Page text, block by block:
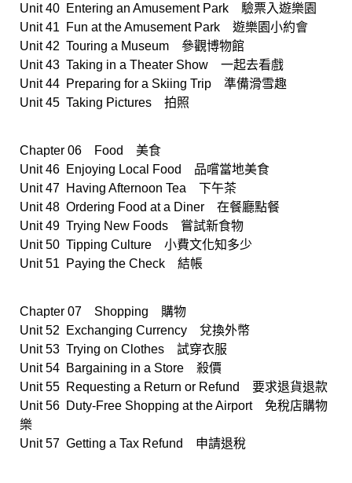
Unit 40 Entering an Amusement Park 驗票入遊樂園
Unit 41 Fun at the Amusement Park 遊樂園小約會
Unit 42 Touring a Museum 參觀博物館
Unit 43 Taking in a Theater Show 一起去看戲
Unit 44 Preparing for a Skiing Trip 準備滑雪趣
Unit 45 Taking Pictures 拍照
Chapter 06 Food 美食
Unit 46 Enjoying Local Food 品嚐當地美食
Unit 47 Having Afternoon Tea 下午茶
Unit 48 Ordering Food at a Diner 在餐廳點餐
Unit 49 Trying New Foods 嘗試新食物
Unit 50 Tipping Culture 小費文化知多少
Unit 51 Paying the Check 結帳
Chapter 07 Shopping 購物
Unit 52 Exchanging Currency 兌換外幣
Unit 53 Trying on Clothes 試穿衣服
Unit 54 Bargaining in a Store 殺價
Unit 55 Requesting a Return or Refund 要求退貨退款
Unit 56 Duty-Free Shopping at the Airport 免稅店購物
樂
Unit 57 Getting a Tax Refund 申請退稅